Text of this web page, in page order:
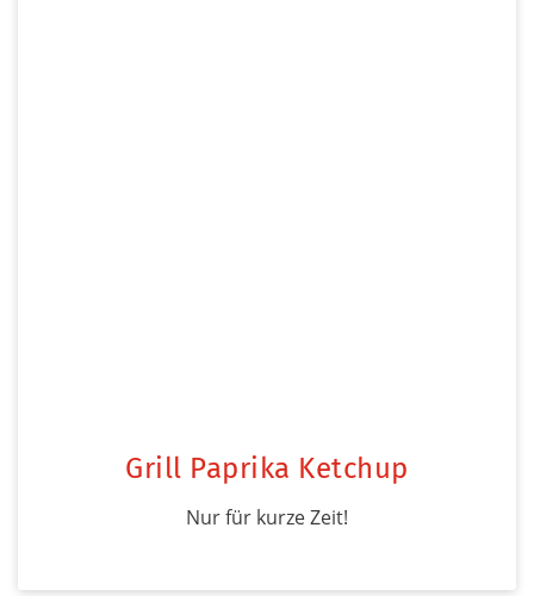
Grill Paprika Ketchup
Nur für kurze Zeit!